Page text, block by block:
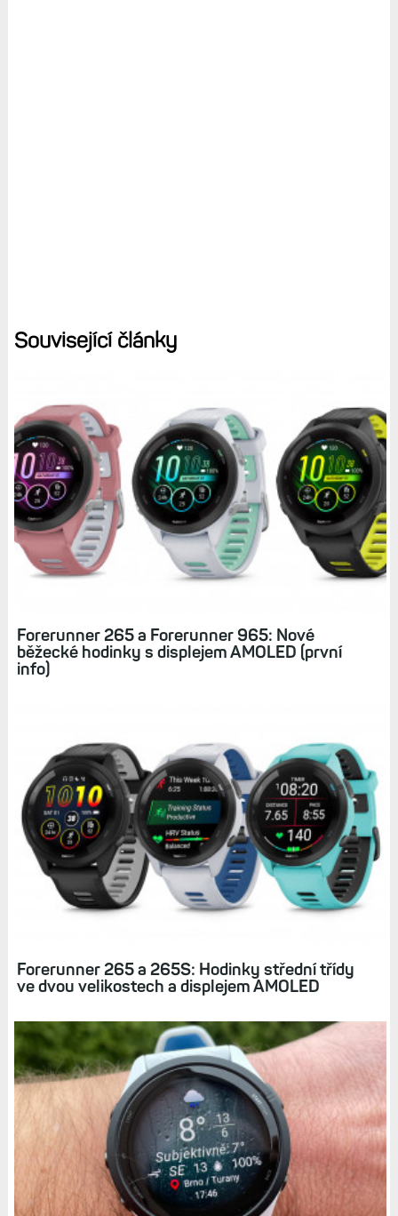
Související články
Forerunner 265 a Forerunner 965: Nové
běžecké hodinky s displejem AMOLED (první
info)
Forerunner 265 a 265S: Hodinky střední třídy
ve dvou velikostech a displejem AMOLED